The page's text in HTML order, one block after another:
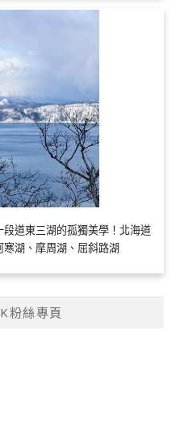
道東三湖的孤獨美學！北海道
湖、摩周湖、屈斜路湖
粉絲專頁